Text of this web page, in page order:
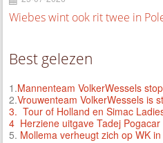
Wiebes wint ook rit twee in
Best gelezen
1.Mannenteam VolkerWessels
2.Vrouwenteam VolkerWessels is
3. Tour of Holland en Simac
4 Herziene uitgave Tadej
5. Mollema verheugt zich op WK